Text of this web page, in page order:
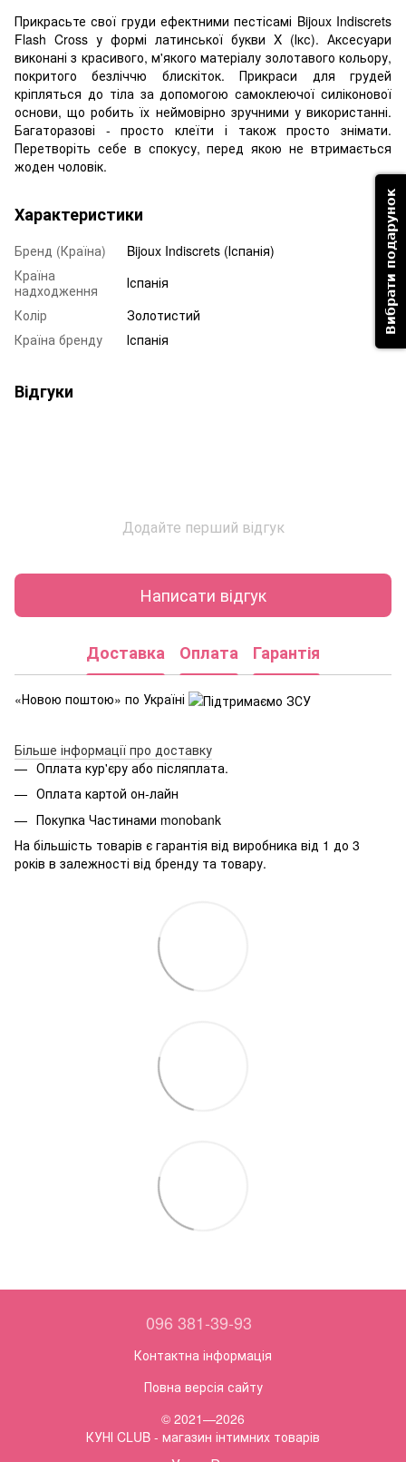
Прикрасьте свої груди ефектними пестісамі Bijoux Indiscrets
Flash Cross у формі латинської букви X (Ікс). Аксесуари
виконані з красивого, м'якого матеріалу золотавого кольору,
покритого безліччю блискіток. Прикраси для грудей
кріпляться до тіла за допомогою самоклеючої силіконової
основи, що робить їх неймовірно зручними у використанні.
Багаторазові - просто клеїти і також просто знімати.
Перетворіть себе в спокусу, перед якою не втримається
жоден чоловік.
Характеристики
Бренд (Країна)
Bijoux Indiscrets (Іспанія)
Країна
надходження
Іспанія
Колір
Золотистий
Країна бренду
Іспанія
Відгуки
Додайте перший відгук
Написати відгук
Доставка Оплата Гарантія
«Новою поштою» по Україні
Більше інформації про доставку
Оплата кур'єру або післяплата.
Оплата картой он-лайн
Покупка Частинами monobank
На більшість товарів є гарантія від виробника від 1 до 3
років в залежності від бренду та товару.
096 381-39-93
Контактна інформація
Повна версія сайту
© 2021—2026
КУНІ CLUB - магазин інтимних товарів
Вибрати подарунок